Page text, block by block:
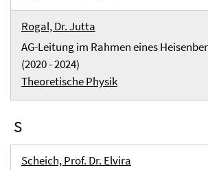
Rogal, Dr. Jutta
AG-Leitung im Rahmen eines
(2020 - 2024)
Theoretische Physik
S
Scheich, Prof. Dr. Elvira